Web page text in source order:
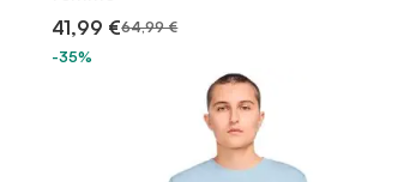
41,99 €64,99 €
-35%